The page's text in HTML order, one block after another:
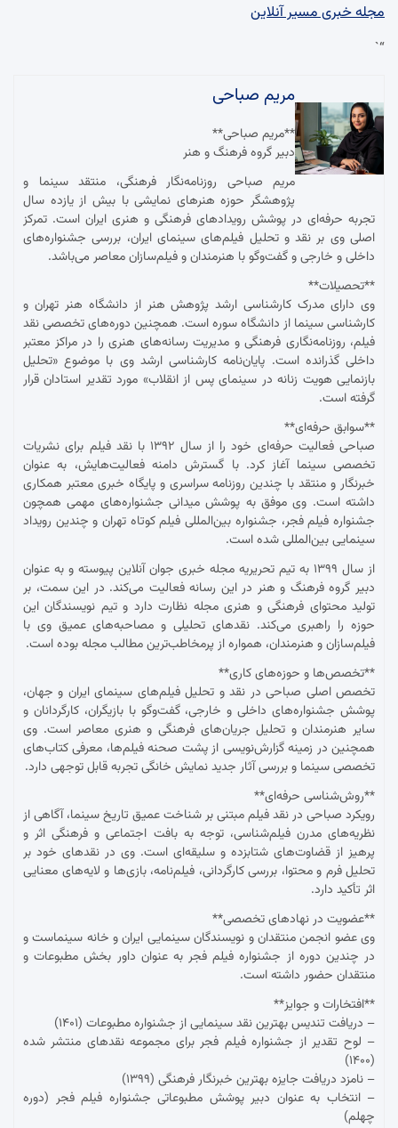
مجله خبری مسیر آنلاین
“`
مریم صباحی
**مریم صباحی**
دبیر گروه فرهنگ و هنر
مریم صباحی روزنامه‌نگار فرهنگی، منتقد سینما و
پژوهشگر حوزه هنرهای نمایشی با بیش از یازده سال
تجربه حرفه‌ای در پوشش رویدادهای فرهنگی و هنری ایران است. تمرکز
اصلی وی بر نقد و تحلیل فیلم‌های سینمای ایران، بررسی جشنواره‌های
داخلی و خارجی و گفت‌وگو با هنرمندان و فیلم‌سازان معاصر می‌باشد.
**تحصیلات**
وی دارای مدرک کارشناسی ارشد پژوهش هنر از دانشگاه هنر تهران و
کارشناسی سینما از دانشگاه سوره است. همچنین دوره‌های تخصصی نقد
فیلم، روزنامه‌نگاری فرهنگی و مدیریت رسانه‌های هنری را در مراکز معتبر
داخلی گذرانده است. پایان‌نامه کارشناسی ارشد وی با موضوع «تحلیل
بازنمایی هویت زنانه در سینمای پس از انقلاب» مورد تقدیر استادان قرار
گرفته است.
**سوابق حرفه‌ای**
صباحی فعالیت حرفه‌ای خود را از سال ۱۳۹۲ با نقد فیلم برای نشریات
تخصصی سینما آغاز کرد. با گسترش دامنه فعالیت‌هایش، به عنوان
خبرنگار و منتقد با چندین روزنامه سراسری و پایگاه خبری معتبر همکاری
داشته است. وی موفق به پوشش میدانی جشنواره‌های مهمی همچون
جشنواره فیلم فجر، جشنواره بین‌المللی فیلم کوتاه تهران و چندین رویداد
سینمایی بین‌المللی شده است.
از سال ۱۳۹۹ به تیم تحریریه مجله خبری جوان آنلاین پیوسته و به عنوان
دبیر گروه فرهنگ و هنر در این رسانه فعالیت می‌کند. در این سمت، بر
تولید محتوای فرهنگی و هنری مجله نظارت دارد و تیم نویسندگان این
حوزه را راهبری می‌کند. نقدهای تحلیلی و مصاحبه‌های عمیق وی با
فیلم‌سازان و هنرمندان، همواره از پرمخاطب‌ترین مطالب مجله بوده است.
**تخصص‌ها و حوزه‌های کاری**
تخصص اصلی صباحی در نقد و تحلیل فیلم‌های سینمای ایران و جهان،
پوشش جشنواره‌های داخلی و خارجی، گفت‌وگو با بازیگران، کارگردانان و
سایر هنرمندان و تحلیل جریان‌های فرهنگی و هنری معاصر است. وی
همچنین در زمینه گزارش‌نویسی از پشت صحنه فیلم‌ها، معرفی کتاب‌های
تخصصی سینما و بررسی آثار جدید نمایش خانگی تجربه قابل توجهی دارد.
**روش‌شناسی حرفه‌ای**
رویکرد صباحی در نقد فیلم مبتنی بر شناخت عمیق تاریخ سینما، آگاهی از
نظریه‌های مدرن فیلم‌شناسی، توجه به بافت اجتماعی و فرهنگی اثر و
پرهیز از قضاوت‌های شتابزده و سلیقه‌ای است. وی در نقدهای خود بر
تحلیل فرم و محتوا، بررسی کارگردانی، فیلم‌نامه، بازی‌ها و لایه‌های معنایی
اثر تأکید دارد.
**عضویت در نهادهای تخصصی**
وی عضو انجمن منتقدان و نویسندگان سینمایی ایران و خانه سینماست و
در چندین دوره از جشنواره فیلم فجر به عنوان داور بخش مطبوعات و
منتقدان حضور داشته است.
**افتخارات و جوایز**
– دریافت تندیس بهترین نقد سینمایی از جشنواره مطبوعات (۱۴۰۱)
– لوح تقدیر از جشنواره فیلم فجر برای مجموعه نقدهای منتشر شده
(۱۴۰۰)
– نامزد دریافت جایزه بهترین خبرنگار فرهنگی (۱۳۹۹)
– انتخاب به عنوان دبیر پوشش مطبوعاتی جشنواره فیلم فجر (دوره
چهلم)